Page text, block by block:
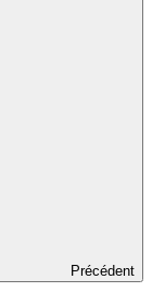
Précédent